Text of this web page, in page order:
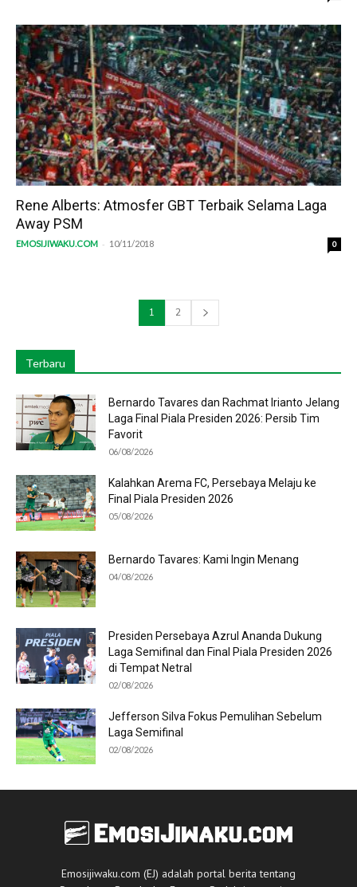
Rene Alberts: Atmosfer GBT Terbaik Selama Laga
Away PSM
EMOSIJIWAKU.COM - 10/11/2018 0
1 2
Terbaru
Bernardo Tavares dan Rachmat Irianto Jelang
Laga Final Piala Presiden 2026: Persib Tim
Favorit
06/08/2026
Kalahkan Arema FC, Persebaya Melaju ke
Final Piala Presiden 2026
05/08/2026
Bernardo Tavares: Kami Ingin Menang
04/08/2026
Presiden Persebaya Azrul Ananda Dukung
Laga Semifinal dan Final Piala Presiden 2026
di Tempat Netral
02/08/2026
Jefferson Silva Fokus Pemulihan Sebelum
Laga Semifinal
02/08/2026
Emosijiwaku.com (EJ) adalah portal berita tentang